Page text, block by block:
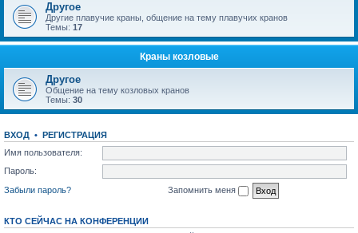
Другое
Другие плавучие краны, общение на тему плавучих кранов
Темы: 17
Краны козловые
Другое
Общение на тему козловых кранов
Темы: 30
ВХОД • РЕГИСТРАЦИЯ
Имя пользователя:
Пароль:
Забыли пароль?
Запомнить меня
КТО СЕЙЧАС НА КОНФЕРЕНЦИИ